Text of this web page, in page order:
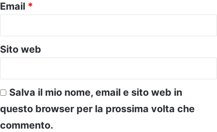
Email *
Sito web
Salva il mio nome, email e sito web in
questo browser per la prossima volta che
commento.